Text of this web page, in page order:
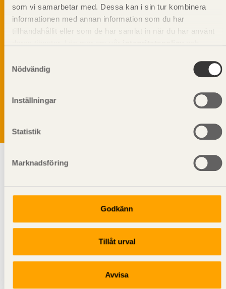
som vi samarbetar med. Dessa kan i sin tur kombinera
informationen med annan information som du har
tillhandahållit eller som de har samlat in när du har använt
Nödvändig
Inställningar
Statistik
Marknadsföring
Godkänn
Tillåt urval
Avvisa
Vi värnar om personlig integritet vilket innebär att dina
Läs vårintegritetspolicy.
Svenskt Trä sprider kunskap om trä, träprodukter och
träbyggande för att främja ett hållbart samhälle och
inspirera, utbilda och driva teknisk utveckling.